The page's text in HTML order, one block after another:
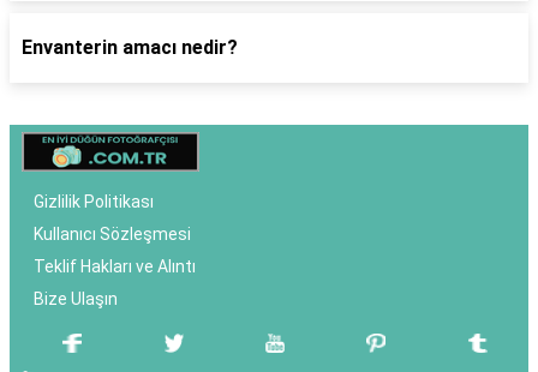
Envanterin amacı nedir?
Gizlilik Politikası
Kullanıcı Sözleşmesi
Teklif Hakları ve Alıntı
Bize Ulaşın